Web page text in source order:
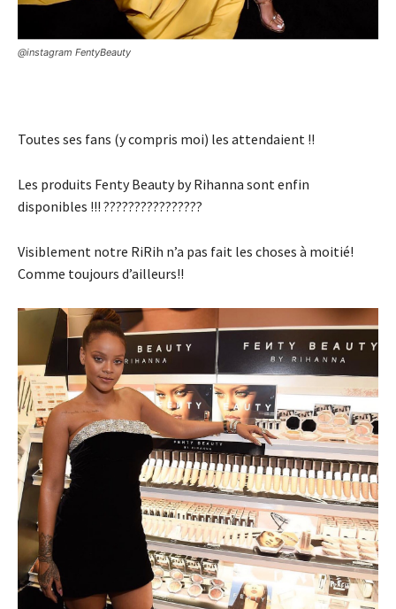
@instagram FentyBeauty
Toutes ses fans (y compris moi) les attendaient !!
Les produits Fenty Beauty by Rihanna sont enfin
disponibles !!! ????????????????
Visiblement notre RiRih n’a pas fait les choses à moitié!
Comme toujours d’ailleurs!!